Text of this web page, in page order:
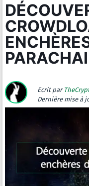
Ecrit par
Dernière mise à